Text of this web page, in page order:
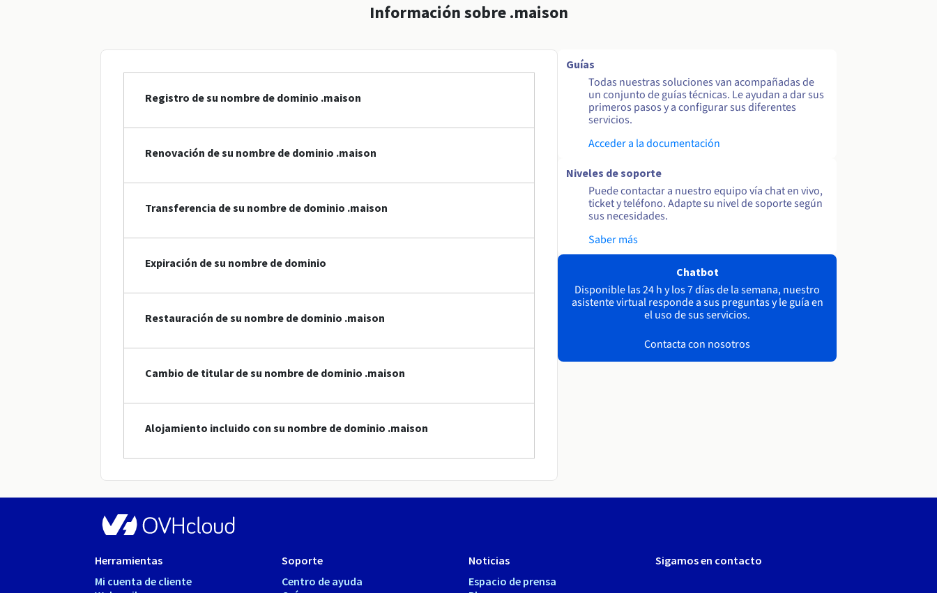
Información sobre .maison
Registro de su nombre de dominio .maison
Renovación de su nombre de dominio .maison
Transferencia de su nombre de dominio .maison
Expiración de su nombre de dominio
Restauración de su nombre de dominio .maison
Cambio de titular de su nombre de dominio .maison
Alojamiento incluido con su nombre de dominio .maison
Guías
Todas nuestras soluciones van acompañadas de
un conjunto de guías técnicas. Le ayudan a dar sus
primeros pasos y a configurar sus diferentes
servicios.
Acceder a la documentación
Niveles de soporte
Puede contactar a nuestro equipo vía chat en vivo,
ticket y teléfono. Adapte su nivel de soporte según
sus necesidades.
Saber más
Chatbot
Disponible las 24 h y los 7 días de la semana, nuestro
asistente virtual responde a sus preguntas y le guía en
el uso de sus servicios.
Contacta con nosotros
Herramientas
Mi cuenta de cliente
Soporte
Centro de ayuda
Noticias
Espacio de prensa
Sigamos en contacto